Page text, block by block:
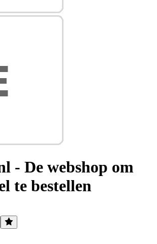
- De webshop om
te bestellen